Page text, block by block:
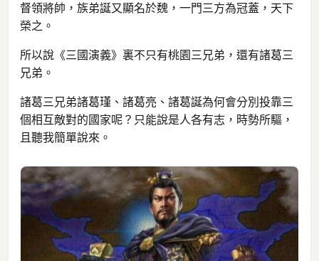
督領將帥，族弟誕又顯名於魏，一門三方為冠蓋，天下
榮之。
所以說《三國演義》裏不只有桃園三兄弟，還有諸葛三
兄弟。
諸葛三兄弟諸葛瑾、諸葛亮、諸葛誕為何會分別投靠三
個相互敵對的國家呢？只能說是人各有志，時勢所驅，
且聽我簡單說來。